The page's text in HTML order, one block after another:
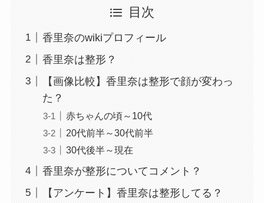
目次
香里奈のwikiプロフィール
香里奈は整形？
【画像比較】香里奈は整形で顔が変わっ
た？
赤ちゃんの頃～10代
20代前半～30代前半
30代後半～現在
香里奈が整形についてコメント？
【アンケート】香里奈は整形してる？